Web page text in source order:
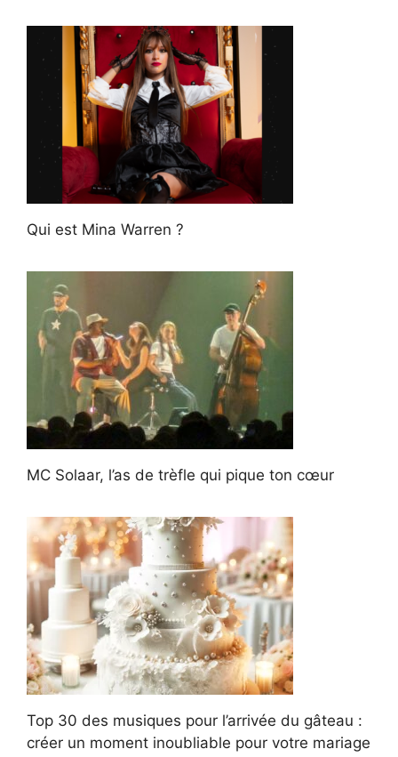
Qui est Mina Warren ?
MC Solaar, l’as de trèfle qui pique ton cœur
Top 30 des musiques pour l’arrivée du gâteau :
créer un moment inoubliable pour votre mariage